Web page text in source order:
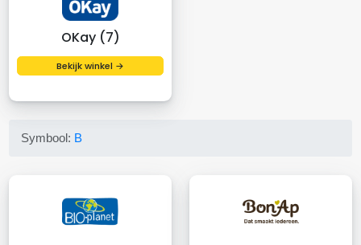
OKay (7)
Bekijk winkel →
Symbool: B